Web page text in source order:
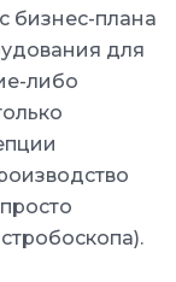
бизнес-плана
для
либо